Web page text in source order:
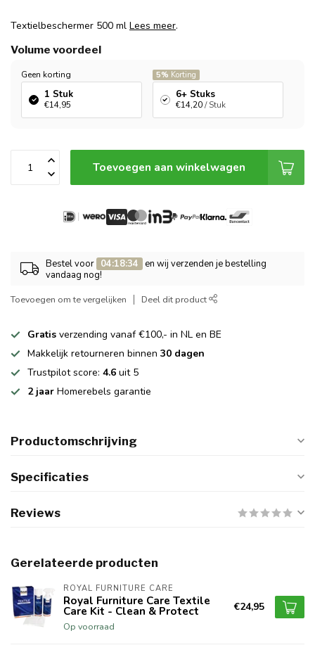
Textielbeschermer 500 ml Lees meer.
Volume voordeel
Geen korting
1 Stuk
€14,95
5% Korting
6+ Stuks
€14,20 / Stuk
Toevoegen aan winkelwagen
Bestel voor 04:18:34 en wij verzenden je bestelling
vandaag nog!
Toevoegen om te vergelijken Deel dit product
Gratis verzending vanaf €100,- in NL en BE
Makkelijk retourneren binnen 30 dagen
Trustpilot score: 4.6 uit 5
2 jaar Homerebels garantie
Productomschrijving
Specificaties
Reviews
Gerelateerde producten
ROYAL FURNITURE CARE
Royal Furniture Care Textile
Care Kit - Clean & Protect
Op voorraad
€24,95